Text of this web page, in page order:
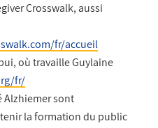
Crosswalk, aussi
fr/accueil
où travaille Guylaine
fr/
Alzhiemer sont
la formation du public